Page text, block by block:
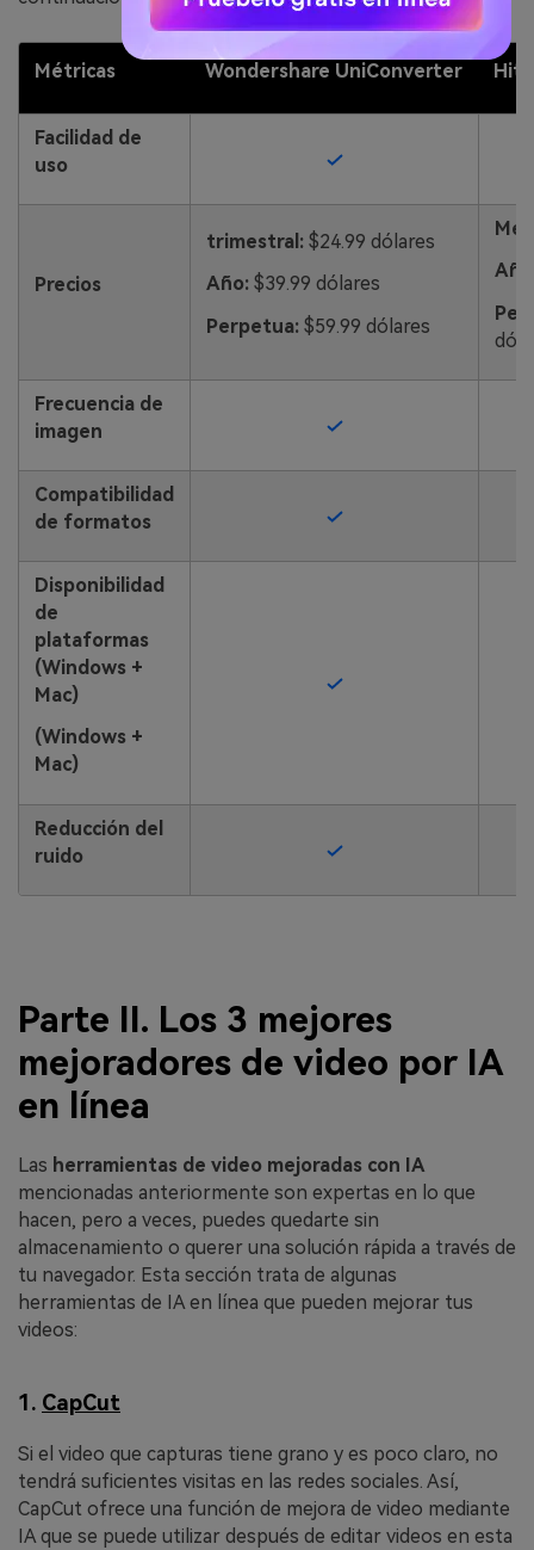
Métricas Wondershare UniConverter
Facilidad de
uso
Precios
trimestral: $24.99 dólares
Año: $39.99 dólares
Perpetua: $59.99 dólares
Frecuencia de
imagen
Compatibilidad
de formatos
Disponibilidad
de
plataformas
(Windows +
Mac)
(Windows +
Mac)
Reducción del
ruido
Parte II. Los 3 mejores
mejoradores de video por IA
en línea
󠀰Las herramientas de video mejoradas con IA
mencionadas anteriormente son expertas en lo que
hacen, pero a veces, puedes quedarte sin
almacenamiento o querer una solución rápida a través de
tu navegador.󠀲󠀡󠀤󠀩󠀣󠀦󠀡󠀧󠀣󠀳󠀰 Esta sección trata de algunas
herramientas de IA en línea que pueden mejorar tus
videos:
1. CapCut
Si el video que capturas tiene grano y es poco claro, no
tendrá suficientes visitas en las redes sociales. Así,
CapCut ofrece una función de mejora de video mediante
IA que se puede utilizar después de editar videos en esta